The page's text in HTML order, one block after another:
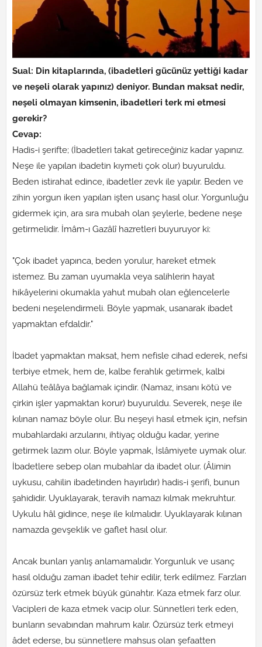
Sual: Din kitaplarında, (ibadetleri gücünüz yettiği kadar
ve neşeli olarak yapınız) deniyor. Bundan maksat nedir,
neşeli olmayan kimsenin, ibadetleri terk mi etmesi
gerekir?
Cevap:
Hadis-i şerifte; (İbadetleri takat getireceğiniz kadar yapınız.
Neşe ile yapılan ibadetin kıymeti çok olur) buyuruldu.
Beden istirahat edince, ibadetler zevk ile yapılır. Beden ve
zihin yorgun iken yapılan işten usanç hasıl olur. Yorgunluğu
gidermek için, ara sıra mubah olan şeylerle, bedene neşe
getirmelidir. İmâm-ı Gazâlî hazretleri buyuruyor ki:
"Çok ibadet yapınca, beden yorulur, hareket etmek
istemez. Bu zaman uyumakla veya salihlerin hayat
hikâyelerini okumakla yahut mubah olan eğlencelerle
bedeni neşelendirmeli. Böyle yapmak, usanarak ibadet
yapmaktan efdaldir."
İbadet yapmaktan maksat, hem nefisle cihad ederek, nefsi
terbiye etmek, hem de, kalbe ferahlık getirmek, kalbi
Allahü teâlâya bağlamak içindir. (Namaz, insanı kötü ve
çirkin işler yapmaktan korur) buyuruldu. Severek, neşe ile
kılınan namaz böyle olur. Bu neşeyi hasıl etmek için, nefsin
mubahlardaki arzularını, ihtiyaç olduğu kadar, yerine
getirmek lazım olur. Böyle yapmak, İslâmiyete uymak olur.
İbadetlere sebep olan mubahlar da ibadet olur. (Âlimin
uykusu, cahilin ibadetinden hayırlıdır) hadis-i şerifi, bunun
şahididir. Uyuklayarak, teravih namazı kılmak mekruhtur.
Uykulu hâl gidince, neşe ile kılmalıdır. Uyuklayarak kılınan
namazda gevşeklik ve gaflet hasıl olur.
Ancak bunları yanlış anlamamalıdır. Yorgunluk ve usanç
hasıl olduğu zaman ibadet tehir edilir, terk edilmez. Farzları
özürsüz terk etmek büyük günahtır. Kaza etmek farz olur.
Vacipleri de kaza etmek vacip olur. Sünnetleri terk eden,
bunların sevabından mahrum kalır. Özürsüz terk etmeyi
âdet ederse, bu sünnetlere mahsus olan şefaatten